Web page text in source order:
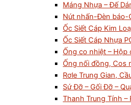
Máng Nhựa – Đế
Nút nhấn-Đèn báo-
Ốc Siết Cáp Kim
Ốc Siết Cáp Nhựa
Ống co nhiệt – Hộp
Ống nối đồng, Cos
Rơle Trung Gian,
Sứ Đỡ – Gối Đỡ –
Thanh Trung Tính –